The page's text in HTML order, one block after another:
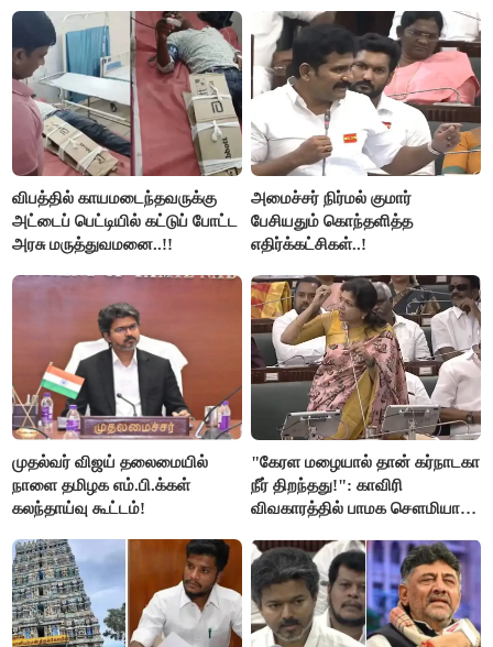
விபத்தில் காயமடைந்தவருக்கு
அட்டைப் பெட்டியில் கட்டுப் போட்ட
அரசு மருத்துவமனை..!!
அமைச்சர் நிர்மல் குமார்
பேசியதும் கொந்தளித்த
எதிர்க்கட்சிகள்..!
முதல்வர் விஜய் தலைமையில்
நாளை தமிழக எம்.பி.க்கள்
கலந்தாய்வு கூட்டம்!
"கேரள மழையால் தான் கர்நாடகா
நீர் திறந்தது!": காவிரி
விவகாரத்தில் பாமக சௌமியா